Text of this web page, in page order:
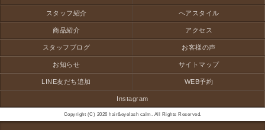
スタッフ紹介 ヘアスタイル
商品紹介 アクセス
スタッフブログ お客様の声
お知らせ サイトマップ
LINE友だち追加 WEB予約
Instagram
Copyright (C) 2026 hair&eyelash calm. All Rights Reserved.